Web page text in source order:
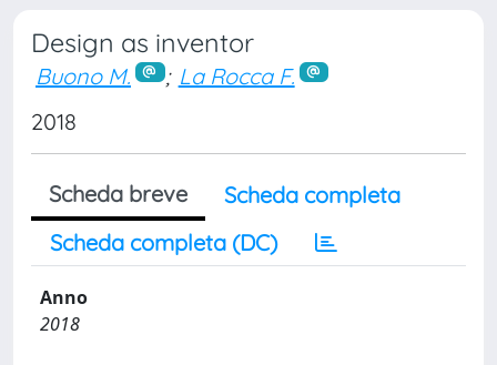
Design as inventor
Buono M. ; La Rocca F.
2018
Scheda breve
Scheda completa
Scheda completa (DC)
Anno
2018